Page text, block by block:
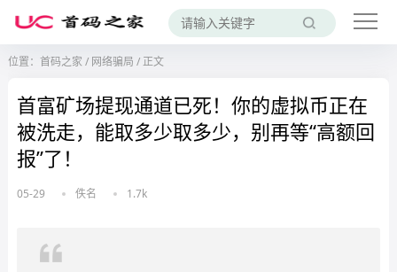
位置： 首码之家 / 网络骗局 /正文
首富矿场提现通道已死！你的虚拟币正在
被洗走，能取多少取多少，别再等“高额回
报”了！
05-29 佚名 1.7k